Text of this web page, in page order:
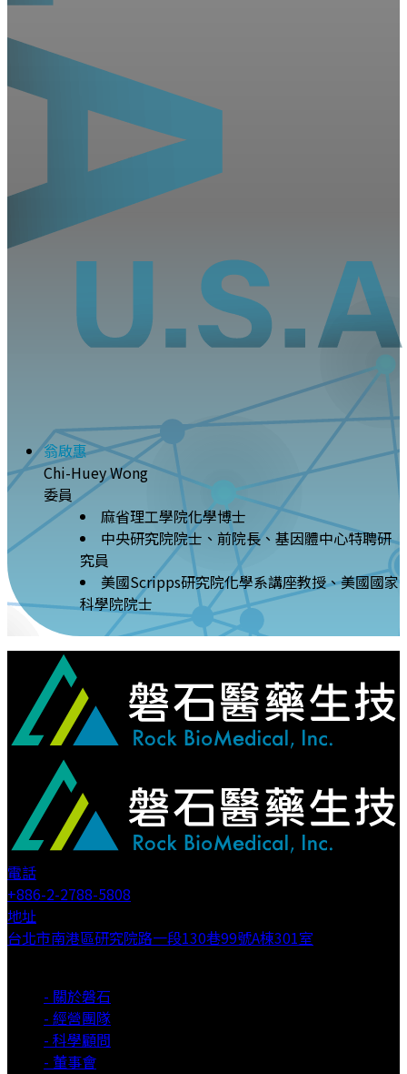
翁啟惠
Chi-Huey Wong
委員
麻省理工學院化學博士
中央研究院院士、前院長、基因體中心特聘研
究員
美國Scripps研究院化學系講座教授、美國國家
科學院院士
電話
+886-2-2788-5808
地址
台北市南港區研究院路一段130巷99號A棟301室
- 關於磐石
- 經營團隊
- 科學顧問
- 董事會